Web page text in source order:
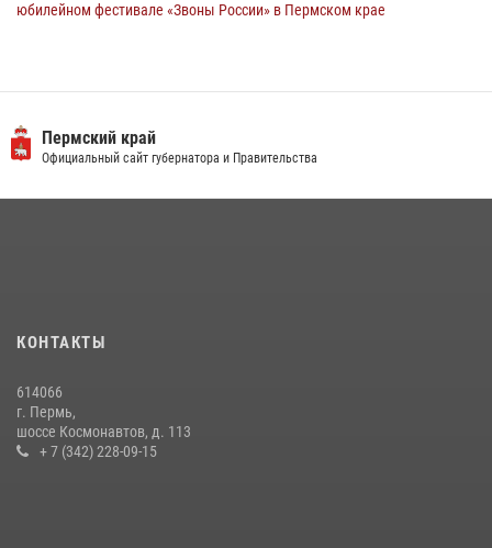
юбилейном фестивале «Звоны России» в Пермском крае
ветеринарно-санитарной службы с годовщиной образования
13 июля 2026, 10:43
30 июля 2026, 05:19
17 июля 2026, 10:34
Пермский край
Официальный сайт губернатора и Правительства
КОНТАКТЫ
614066
г. Пермь,
шоссе Космонавтов, д. 113
+ 7 (342) 228-09-15